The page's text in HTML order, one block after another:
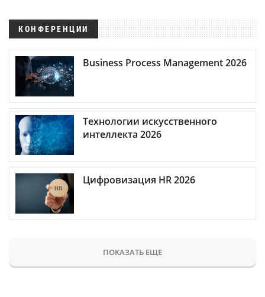
КОНФЕРЕНЦИИ
Business Process Management 2026
Технологии искусственного
интеллекта 2026
Цифровизация HR 2026
ПОКАЗАТЬ ЕЩЕ